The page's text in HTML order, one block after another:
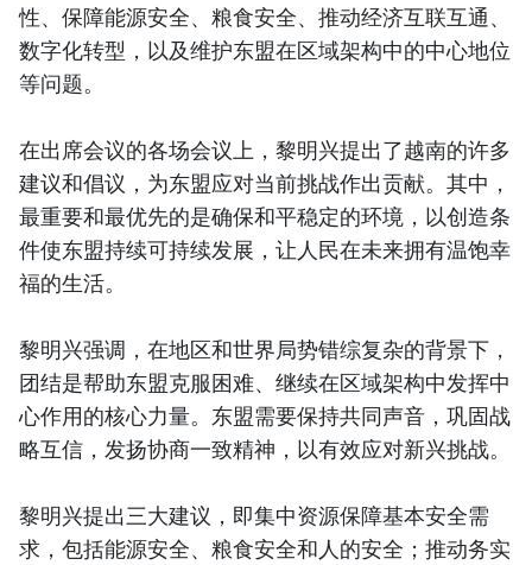
性、保障能源安全、粮食安全、推动经济互联互通、
数字化转型，以及维护东盟在区域架构中的中心地位
等问题。
在出席会议的各场会议上，黎明兴提出了越南的许多
建议和倡议，为东盟应对当前挑战作出贡献。其中，
最重要和最优先的是确保和平稳定的环境，以创造条
件使东盟持续可持续发展，让人民在未来拥有温饱幸
福的生活。
黎明兴强调，在地区和世界局势错综复杂的背景下，
团结是帮助东盟克服困难、继续在区域架构中发挥中
心作用的核心力量。东盟需要保持共同声音，巩固战
略互信，发扬协商一致精神，以有效应对新兴挑战。
黎明兴提出三大建议，即集中资源保障基本安全需
求，包括能源安全、粮食安全和人的安全；推动务实